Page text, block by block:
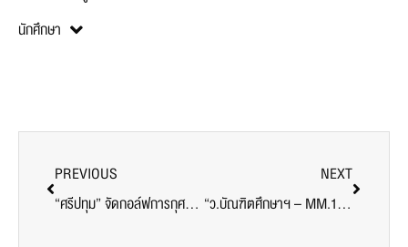
นักศึกษา
PREVIOUS
“ศรีปทุม” จัดกอล์ฟการกุศล ฉลองครบรอบ 50ปีสถาบัน
NEXT
“ว.บัณฑิตศึกษาฯ – MM.17 ม.ศรีปทุม” ส่งมอบธารน้ำใจช่วยเหลือผู้ประสบภัยน้ำท่วมสวรรคโลก